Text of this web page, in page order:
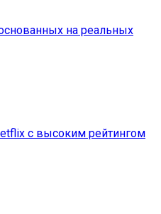
на реальных
с высоким рейтингом